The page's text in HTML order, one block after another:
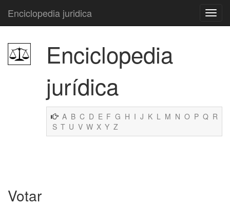
Enciclopedia juridica
Enciclopedia
jurídica
A B C D E F G H I J K L M N O P Q R
S T U V W X Y Z
Votar